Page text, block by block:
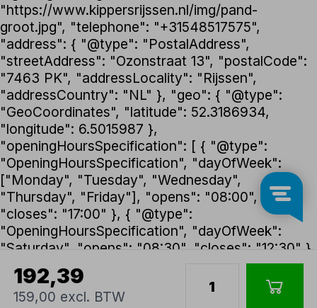
192,39
159,00 excl. BTW
"https://www.kippersrijssen.nl/img/pand-
groot.jpg", "telephone": "+31548517575",
"address": { "@type": "PostalAddress",
"streetAddress": "Ozonstraat 13", "postalCode":
"7463 PK", "addressLocality": "Rijssen",
"addressCountry": "NL" }, "geo": { "@type":
"GeoCoordinates", "latitude": 52.3186934,
"longitude": 6.5015987 },
"openingHoursSpecification": [ { "@type":
"OpeningHoursSpecification", "dayOfWeek":
["Monday", "Tuesday", "Wednesday",
"Thursday", "Friday"], "opens": "08:00",
"closes": "17:00" }, { "@type":
"OpeningHoursSpecification", "dayOfWeek":
"Saturday", "opens": "08:30", "closes": "12:30" }
], "foundingDate": "1992", "founder": { "@type":
"Person", "name": "Henk Kippers" },
"paymentAccepted": ["iDEAL", "Bancontact",